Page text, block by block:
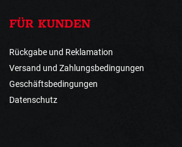
FÜR KUNDEN
Rückgabe und Reklamation
Versand und Zahlungsbedingungen
Geschäftsbedingungen
Datenschutz